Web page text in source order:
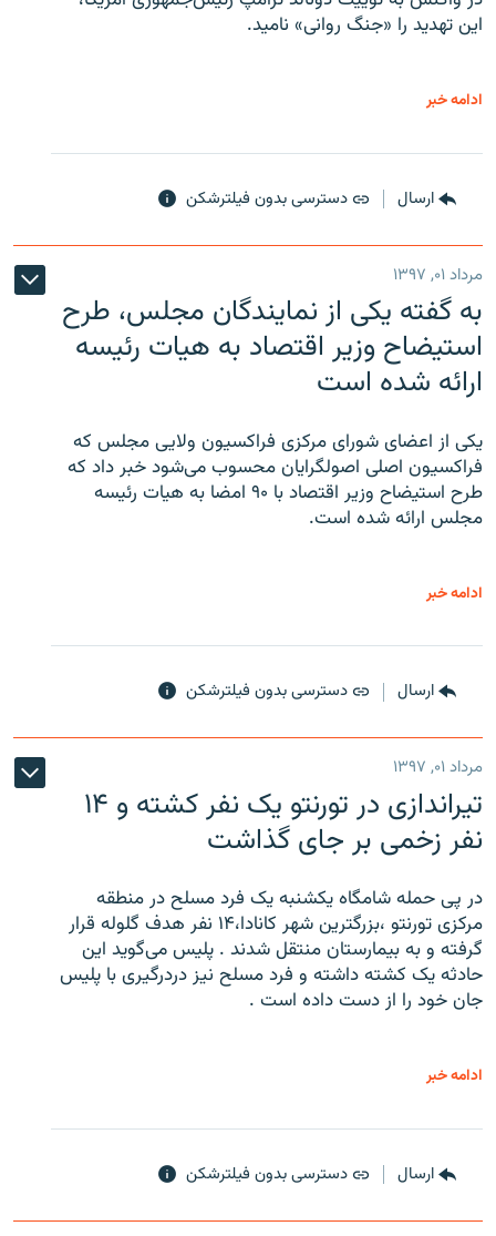
این تهدید را «جنگ روانی» نامید.
ادامه خبر
ارسال دسترسی بدون فیلترشکن
مرداد ۰۱, ۱۳۹۷
به گفته یکی از نمایندگان مجلس، طرح
استیضاح وزیر اقتصاد به هیات رئیسه
ارائه شده است
یکی از اعضای شورای مرکزی فراکسیون ولایی مجلس که
فراکسیون اصلی اصولگرایان محسوب می‌شود خبر داد که
طرح استیضاح وزیر اقتصاد با ۹۰ امضا به هیات رئیسه
مجلس ارائه شده است.
ادامه خبر
ارسال دسترسی بدون فیلترشکن
مرداد ۰۱, ۱۳۹۷
تیراندازی در تورنتو یک نفر کشته و ۱۴
نفر زخمی بر جای گذاشت
در پی حمله شامگاه یکشنبه یک فرد مسلح در منطقه
مرکزی تورنتو ،‌بزرگترین شهر کانادا،۱۴ نفر هدف گلوله قرار
گرفته و به بیمارستان منتقل شدند . پلیس می‌گوید این
حادثه یک کشته داشته و فرد مسلح نیز دردرگیری با پلیس
جان خود را از دست داده است .
ادامه خبر
ارسال دسترسی بدون فیلترشکن